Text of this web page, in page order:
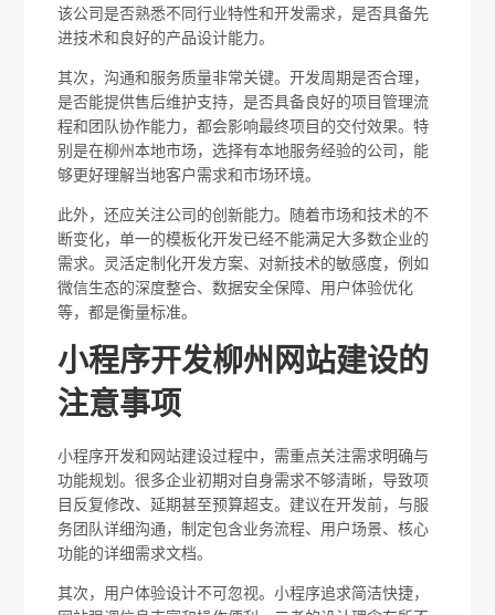
该公司是否熟悉不同行业特性和开发需求，是否具备先
进技术和良好的产品设计能力。
其次，沟通和服务质量非常关键。开发周期是否合理，
是否能提供售后维护支持，是否具备良好的项目管理流
程和团队协作能力，都会影响最终项目的交付效果。特
别是在柳州本地市场，选择有本地服务经验的公司，能
够更好理解当地客户需求和市场环境。
此外，还应关注公司的创新能力。随着市场和技术的不
断变化，单一的模板化开发已经不能满足大多数企业的
需求。灵活定制化开发方案、对新技术的敏感度，例如
微信生态的深度整合、数据安全保障、用户体验优化
等，都是衡量标准。
小程序开发柳州网站建设的
注意事项
小程序开发和网站建设过程中，需重点关注需求明确与
功能规划。很多企业初期对自身需求不够清晰，导致项
目反复修改、延期甚至预算超支。建议在开发前，与服
务团队详细沟通，制定包含业务流程、用户场景、核心
功能的详细需求文档。
其次，用户体验设计不可忽视。小程序追求简洁快捷，